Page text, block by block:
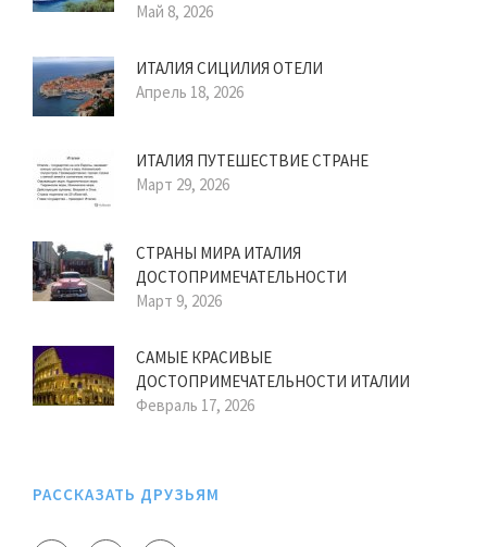
Май 8, 2026
ИТАЛИЯ СИЦИЛИЯ ОТЕЛИ
Апрель 18, 2026
ИТАЛИЯ ПУТЕШЕСТВИЕ СТРАНЕ
Март 29, 2026
СТРАНЫ МИРА ИТАЛИЯ
ДОСТОПРИМЕЧАТЕЛЬНОСТИ
Март 9, 2026
САМЫЕ КРАСИВЫЕ
ДОСТОПРИМЕЧАТЕЛЬНОСТИ ИТАЛИИ
Февраль 17, 2026
РАССКАЗАТЬ ДРУЗЬЯМ